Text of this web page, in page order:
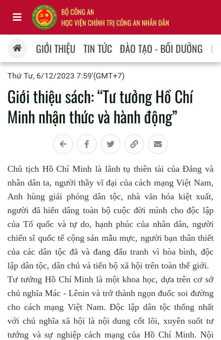
GIỚI THIỆU TIN TỨC ĐÀO TẠO - BỒI DƯỠNG
Thứ Tư, 6/12/2023 7:59'(GMT+7)
Giới thiệu sách: “Tư tưởng Hồ Chí
Minh nhận thức và hành động”
Chủ tịch Hồ Chí Minh là lãnh tụ thiên tài của Đảng và
nhân dân ta, người thầy vĩ đại của cách mạng Việt Nam,
Anh hùng giải phóng dân tộc, nhà văn hóa kiệt xuất,
người đã hiến dâng toàn bộ cuộc đời mình cho độc lập
của Tổ quốc và tự do, hạnh phúc của nhân dân, người
chiến sĩ quốc tế cộng sản mẫu mực, người bạn thân thiết
của các dân tộc đã và đang đấu tranh vì hòa bình, độc
lập dân tộc, dân chủ và tiến bộ xã hội trên toàn thế giới.
Tư tưởng Hồ Chí Minh là một khoa học, dựa trên cơ sở
chủ nghĩa Mác - Lênin và trở thành ngọn đuốc soi đường
cho cách mạng Việt Nam. Độc lập dân tộc thống nhất
với chủ nghĩa xã hội là nội dung cốt lõi, xuyên suốt tư
tưởng và sự nghiệp cách mạng của Hồ Chí Minh. Nội